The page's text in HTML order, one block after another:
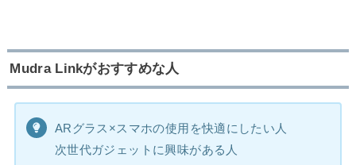
Mudra Linkがおすすめな人
ARグラス×スマホの使用を快適にしたい人
次世代ガジェットに興味がある人